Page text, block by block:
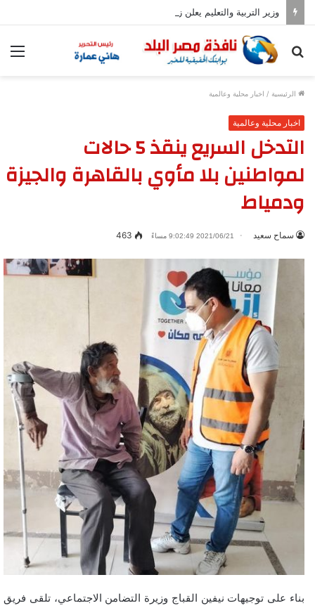
بحث
الرئيسية / اخبار محلية وعالمية
اخبار محلية وعالمية
التدخل السريع ينقذ 5 حالات
لمواطنين بلا مأوي بالقاهرة والجيزة
ودمياط
سماح سعيد 2021/06/21 9:02:49 مساءً 463
بناء على توجيهات نيفين القباج وزيرة التضامن الاجتماعي، تلقى فريق